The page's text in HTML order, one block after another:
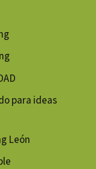
para ideas
León